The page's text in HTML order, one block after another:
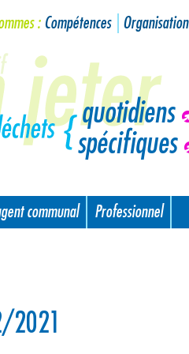
: Compétences Organisation
quotidiens
spécifiques
communal
Professionnel
2021